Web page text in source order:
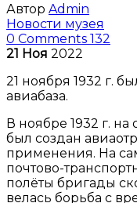
Автор Admin
Новости музея
0 Comments 132
21 Ноя 2022
21 ноября 1932 г.
авиабаза.
В ноябре 1932 г.
был создан
применения. На
почтово-
полёты бригады
велась борьба с